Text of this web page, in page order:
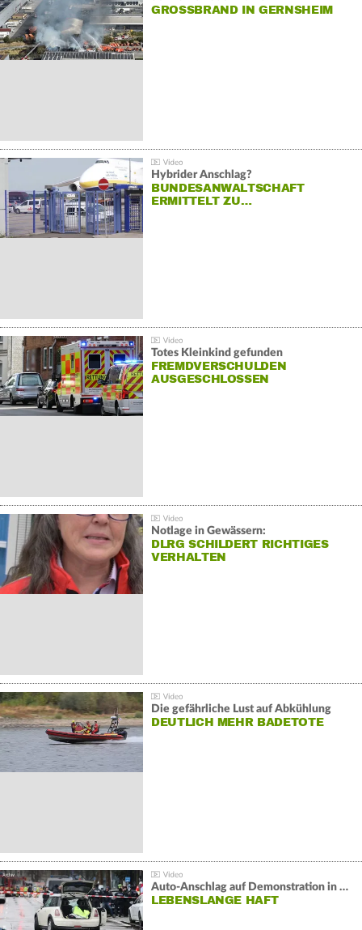
GROSSBRAND IN GERNSHEIM
Hybrider Anschlag?
BUNDESANWALTSCHAFT
ERMITTELT ZU…
Totes Kleinkind gefunden
FREMDVERSCHULDEN
AUSGESCHLOSSEN
Notlage in Gewässern:
DLRG SCHILDERT RICHTIGES
VERHALTEN
Die gefährliche Lust auf Abkühlung
DEUTLICH MEHR BADETOTE
Auto-Anschlag auf Demonstration in München:
LEBENSLANGE HAFT